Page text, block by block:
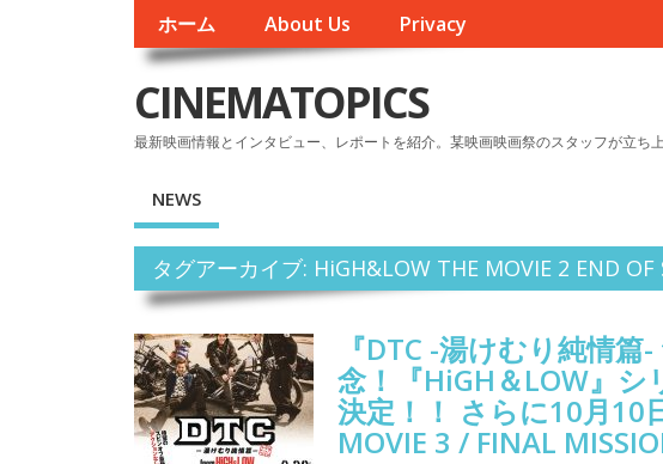
ホーム About Us Privacy
CINEMATOPICS
最新映画情報とインタビュー、レポートを紹介。某映画映画祭のスタッフが立ち
NEWS
タグアーカイブ: HiGH&LOW THE MOVIE 2 END OF
『DTC -湯けむり純情
念！『HiGH＆LOW』
決定！！ さらに10月10
MOVIE 3 / FINAL